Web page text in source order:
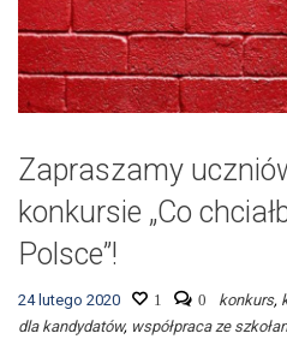
Zapraszamy
konkursie „Co
Polsce”!
24 lutego 2020 1 0 konkurs,
dla kandydatów, współpraca ze